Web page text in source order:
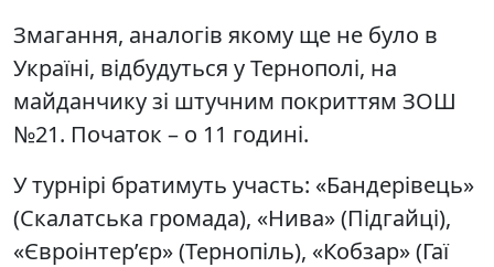
Змагання, аналогів якому ще не було в
Україні, відбудуться у Тернополі, на
майданчику зі штучним покриттям ЗОШ
№21. Початок – о 11 годині.
У турнірі братимуть участь: «Бандерівець»
(Скалатська громада), «Нива» (Підгайці),
«Євроінтер’єр» (Тернопіль), «Кобзар» (Гаї